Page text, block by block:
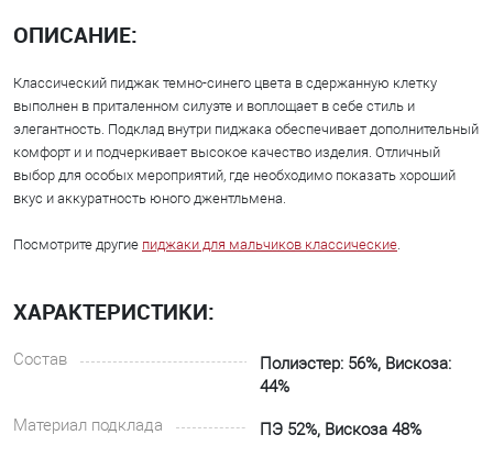
ОПИСАНИЕ:
Классический пиджак темно-синего цвета в сдержанную клетку
выполнен в приталенном силуэте и воплощает в себе стиль и
элегантность. Подклад внутри пиджака обеспечивает дополнительный
комфорт и и подчеркивает высокое качество изделия. Отличный
выбор для особых мероприятий, где необходимо показать хороший
вкус и аккуратность юного джентльмена.
Посмотрите другие пиджаки для мальчиков классические.
ХАРАКТЕРИСТИКИ:
Состав
Полиэстер: 56%, Вискоза:
44%
Материал подклада
ПЭ 52%, Вискоза 48%